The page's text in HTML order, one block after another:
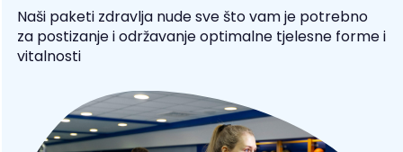
Naši paketi zdravlja nude sve što vam je potrebno
za postizanje i održavanje optimalne tjelesne forme i
vitalnosti